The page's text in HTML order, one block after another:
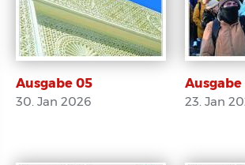
Ausgabe 05
30. Jan 2026
Ausgabe
23. Jan